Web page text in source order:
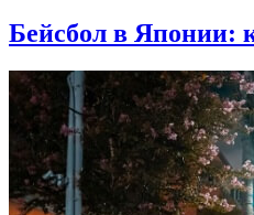
Бейсбол в Японии: